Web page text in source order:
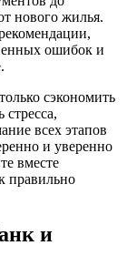
нового жилья.
ошибок и
сэкономить
всех этапов
и уверенно
вместе
правильно
и